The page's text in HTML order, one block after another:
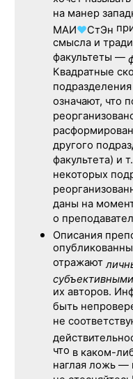
на манер
МАИ♥СтЭн
смысла и
факультеты —
Квадратные
означают, что
другого
факультета) и
некоторых
даны на
о
Описания
отражают
их авторов.
быть
не
что в каком-
наглая ложь —